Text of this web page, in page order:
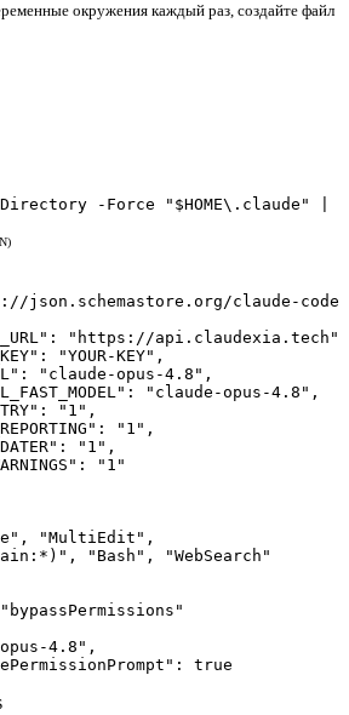
окружения каждый раз, создайте файл
Directory -Force "$HOME\.claude" |
json.schemastore.org/claude-
"https://api.claudexia.tech",
"YOUR-KEY",
"claude-opus-4.8",
"claude-opus-4.8",
"1",
"1",
"1",
"1"
"MultiEdit",
"Bash", "WebSearch"
4.8",
true